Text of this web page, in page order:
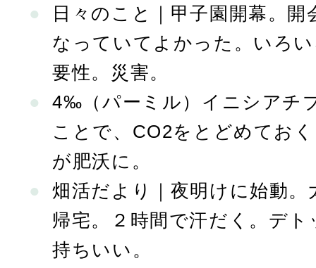
日々のこと｜甲子園開幕。
なっていてよかった。いろ
要性。災害。
4‰（パーミル）イニシアチ
ことで、CO2をとどめてお
が肥沃に。
畑活だより｜夜明けに始動
帰宅。２時間で汗だく。デ
持ちいい。